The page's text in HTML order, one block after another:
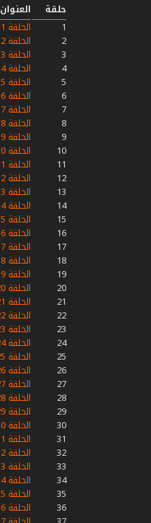
حلقة العنوان
1
الحلقة 1
2
الحلقة 2
3
الحلقة 3
4
الحلقة 4
5
الحلقة 5
6
الحلقة 6
7
الحلقة 7
8
الحلقة 8
9
الحلقة 9
10
الحلقة 10
11
الحلقة 11
12
الحلقة 12
13
الحلقة 13
14
الحلقة 14
15
الحلقة 15
16
الحلقة 16
17
الحلقة 17
18
الحلقة 18
19
الحلقة 19
20
الحلقة 20
21
الحلقة 21
22
الحلقة 22
23
الحلقة 23
24
الحلقة 24
25
الحلقة 25
26
الحلقة 26
27
الحلقة 27
28
الحلقة 28
29
الحلقة 29
30
الحلقة 30
31
الحلقة 31
32
الحلقة 32
33
الحلقة 33
34
الحلقة 34
35
الحلقة 35
36
الحلقة 36